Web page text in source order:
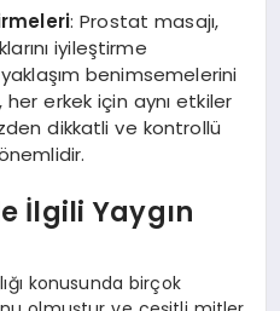
: Prostat masajı,
iyileştirme
benimsemelerini
erkek için aynı etkiler
dikkatli ve kontrollü
İlgili Yaygın
konusunda birçok